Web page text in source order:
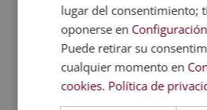
La tendencia, de momento, va
siempre y cuando serespete
conjunto. Es arriesgado
de distintos estilosen una
lugar del consentimiento;
oponerse en
Puede retirar su
cualquier momento en
cookies. Política de